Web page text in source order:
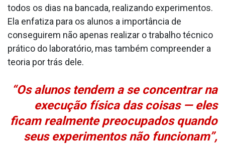
todos os dias na bancada, realizando experimentos.
Ela enfatiza para os alunos a importância de
conseguirem não apenas realizar o trabalho técnico
prático do laboratório, mas também compreender a
teoria por trás dele.
“Os alunos tendem a se concentrar na
execução física das coisas — eles
ficam realmente preocupados quando
seus experimentos não funcionam”,